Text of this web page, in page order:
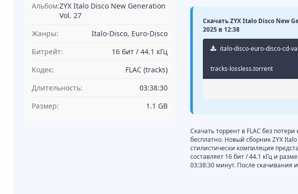
Альбом:ZYX Italo Disco New Generation
Vol. 27
Жанры:
Italo-Disco, Euro-Disco
Битрейт:
16 бит / 44.1 кГц
Кодек:
FLAC (tracks)
Длительность:
03:38:30
Размер:
1.1 GB
Скачать ZYX Italo Disco New
2025 в 12:38
italo-disco-euro-disco-cd-
tracks-lossless.torrent
Скачать торрент в FLAC без
бесплатно. Новый сборник ZYX
стилистически компиляция
составляет 16 бит / 44.1 кГц и
03:38:30 минут. После скачивания